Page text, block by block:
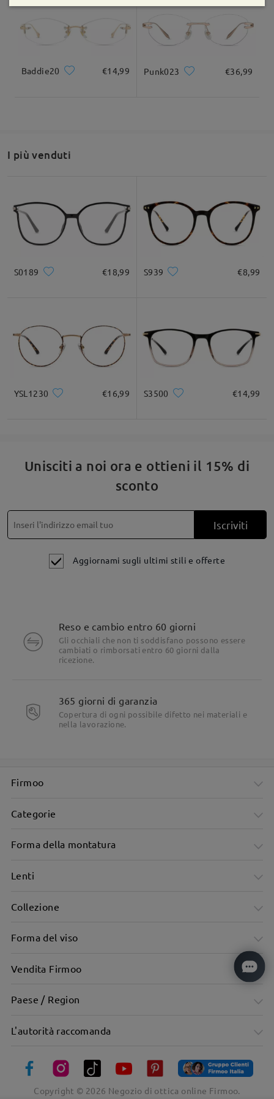
Fai una domanda
Baddie20 €14,99 Punk023 €36,99
I più venduti
S0189 €18,99 S939 €8,99
YSL1230 €16,99 S3500 €14,99
Unisciti a noi ora e ottieni il 15% di
sconto
Iscriviti
Aggiornami sugli ultimi stili e offerte
Reso e cambio entro 60 giorni
Gli occhiali che non ti soddisfano possono essere
cambiati o rimborsati entro 60 giorni dalla
ricezione.
365 giorni di garanzia
Copertura di ogni possibile difetto nei materiali e
nella lavorazione.
Firmoo
Categorie
Forma della montatura
Lenti
Collezione
Forma del viso
Vendita Firmoo
Paese / Region
L'autorità raccomanda
Copyright © 2026 Negozio di ottica online Firmoo.